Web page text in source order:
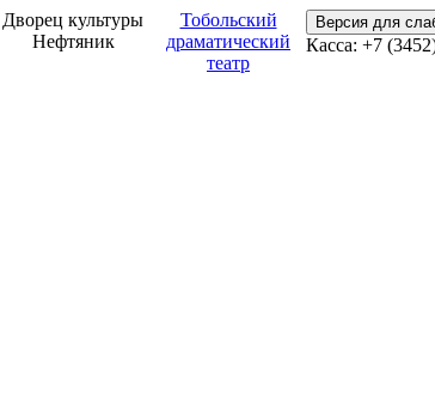
Дворец культуры
Нефтяник
Тобольский
драматический
театр
Версия для
Касса: +7